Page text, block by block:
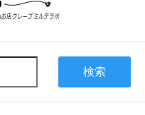
検索